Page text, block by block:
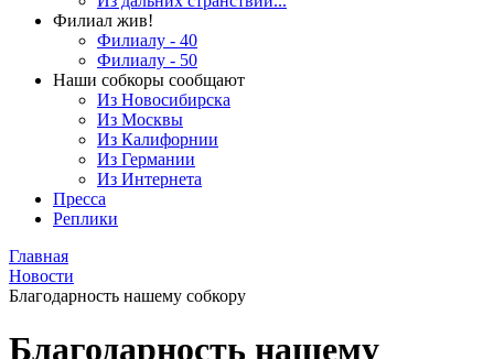
Филиал жив!
Филиалу - 40
Филиалу - 50
Наши собкоры сообщают
Из Новосибирска
Из Москвы
Из Калифорнии
Из Германии
Из Интернета
Пресса
Реплики
Главная
Новости
Благодарность нашему собкору
Благодарность нашему